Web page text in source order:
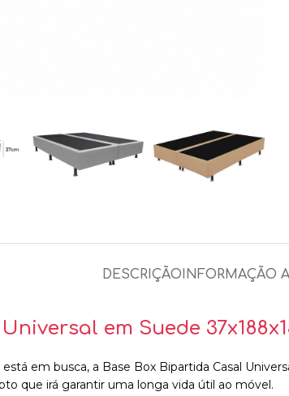
DESCRIÇÃO INFORMAÇÃO
em Suede
em busca, a Base Box Bipartida Casal
que irá garantir uma longa vida útil ao móvel.